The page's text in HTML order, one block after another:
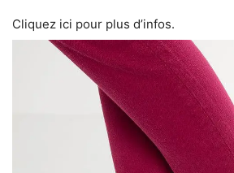
Cliquez ici pour plus d’infos.